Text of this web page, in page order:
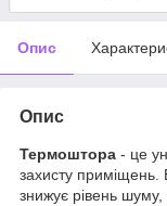
Опис
Опис
Термоштора - це
захисту приміщень.
знижує рівень